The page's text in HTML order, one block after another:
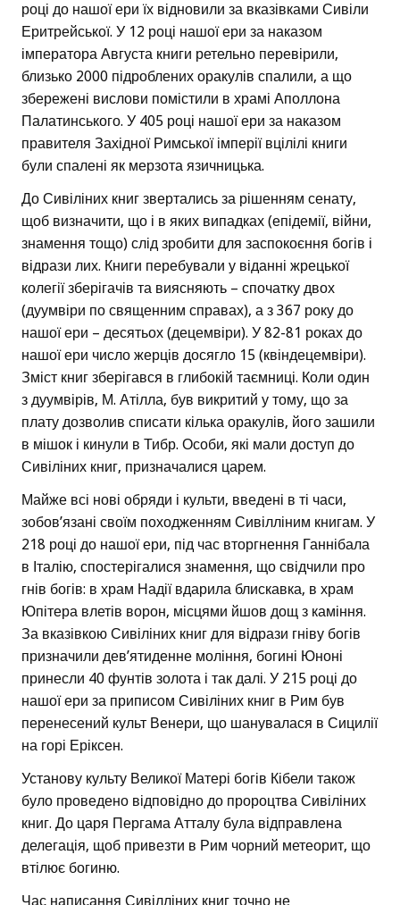
році до нашої ери їх відновили за вказівками Сивіли
Еритрейської. У 12 році нашої ери за наказом
імператора Августа книги ретельно перевірили,
близько 2000 підроблених оракулів спалили, а що
збережені вислови помістили в храмі Аполлона
Палатинського. У 405 році нашої ери за наказом
правителя Західної Римської імперії вцілілі книги
були спалені як мерзота язичницька.
До Сивіліних книг звертались за рішенням сенату,
щоб визначити, що і в яких випадках (епідемії, війни,
знамення тощо) слід зробити для заспокоєння богів і
відрази лих. Книги перебували у віданні жрецької
колегії зберігачів та виясняють – спочатку двох
(дуумвіри по священним справах), а з 367 року до
нашої ери – десятьох (децемвіри). У 82-81 роках до
нашої ери число жерців досягло 15 (квіндецемвіри).
Зміст книг зберігався в глибокій таємниці. Коли один
з дуумвірів, М. Атілла, був викритий у тому, що за
плату дозволив списати кілька оракулів, його зашили
в мішок і кинули в Тибр. Особи, які мали доступ до
Сивіліних книг, призначалися царем.
Майже всі нові обряди і культи, введені в ті часи,
зобов’язані своїм походженням Сивілліним книгам. У
218 році до нашої ери, під час вторгнення Ганнібала
в Італію, спостерігалися знамення, що свідчили про
гнів богів: в храм Надії вдарила блискавка, в храм
Юпітера влетів ворон, місцями йшов дощ з каміння.
За вказівкою Сивіліних книг для відрази гніву богів
призначили дев’ятиденне моління, богині Юноні
принесли 40 фунтів золота і так далі. У 215 році до
нашої ери за приписом Сивіліних книг в Рим був
перенесений культ Венери, що шанувалася в Сицилії
на горі Еріксен.
Установу культу Великої Матері богів Кібели також
було проведено відповідно до пророцтва Сивіліних
книг. До царя Пергама Атталу була відправлена
делегація, щоб привезти в Рим чорний метеорит, що
втілює богиню.
Час написання Сивілліних книг точно не